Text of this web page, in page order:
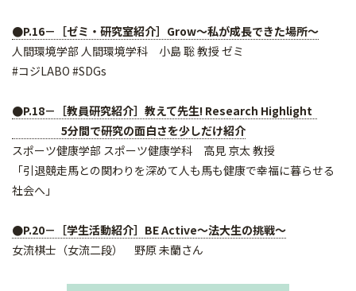
●P.16－［ゼミ・研究室紹介］Grow～私が成長できた場所～
人間環境学部 人間環境学科 小島 聡 教授 ゼミ
#コジLABO #SDGs
●P.18－［教員研究紹介］教えて先生! Research Highlight
5分間で研究の面白さを少しだけ紹介
スポーツ健康学部 スポーツ健康学科 高見 京太 教授
「引退競走馬との関わりを深めて人も馬も健康で幸福に暮らせる
社会へ」
●P.20－［学生活動紹介］BE Active～法大生の挑戦～
女流棋士（女流二段） 野原 未蘭さん